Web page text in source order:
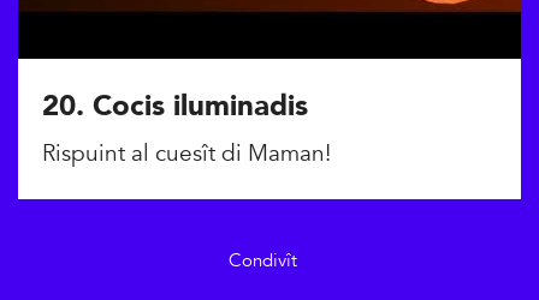
20. Cocis iluminadis
Rispuint al cuesît di Maman!
Condivît